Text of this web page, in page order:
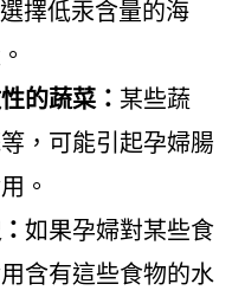
擇低汞含量的海
的蔬菜： 某些蔬
，可能引起孕婦腸
。
如果孕婦對某些食
含有這些食物的水